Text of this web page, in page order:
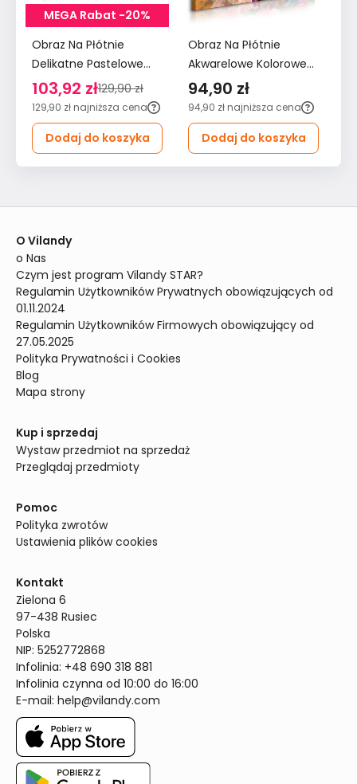
MEGA Rabat -20%
Obraz Na Płótnie
Delikatne Pastelowe
Różowe Kwiaty 120x80
Do Salonu
103,92 zł129,90 zł
129,90 zł najniższa cena
Dodaj do koszyka
Obraz Na Płótnie
Akwarelowe Kolorowe
Kwiaty 90x60 Natura
do Salonu
94,90 zł
94,90 zł najniższa cena
Dodaj do koszyka
O Vilandy
o Nas
Czym jest program Vilandy STAR?
Regulamin Użytkowników Prywatnych obowiązujących od
01.11.2024
Regulamin Użytkowników Firmowych obowiązujący od
27.05.2025
Polityka Prywatności i Cookies
Blog
Mapa strony
Kup i sprzedaj
Wystaw przedmiot na sprzedaż
Przeglądaj przedmioty
Pomoc
Polityka zwrotów
Ustawienia plików cookies
Kontakt
Zielona 6
97-438 Rusiec
Polska
NIP: 5252772868
Infolinia: +48 690 318 881
Infolinia czynna od 10:00 do 16:00
E-mail: help@vilandy.com